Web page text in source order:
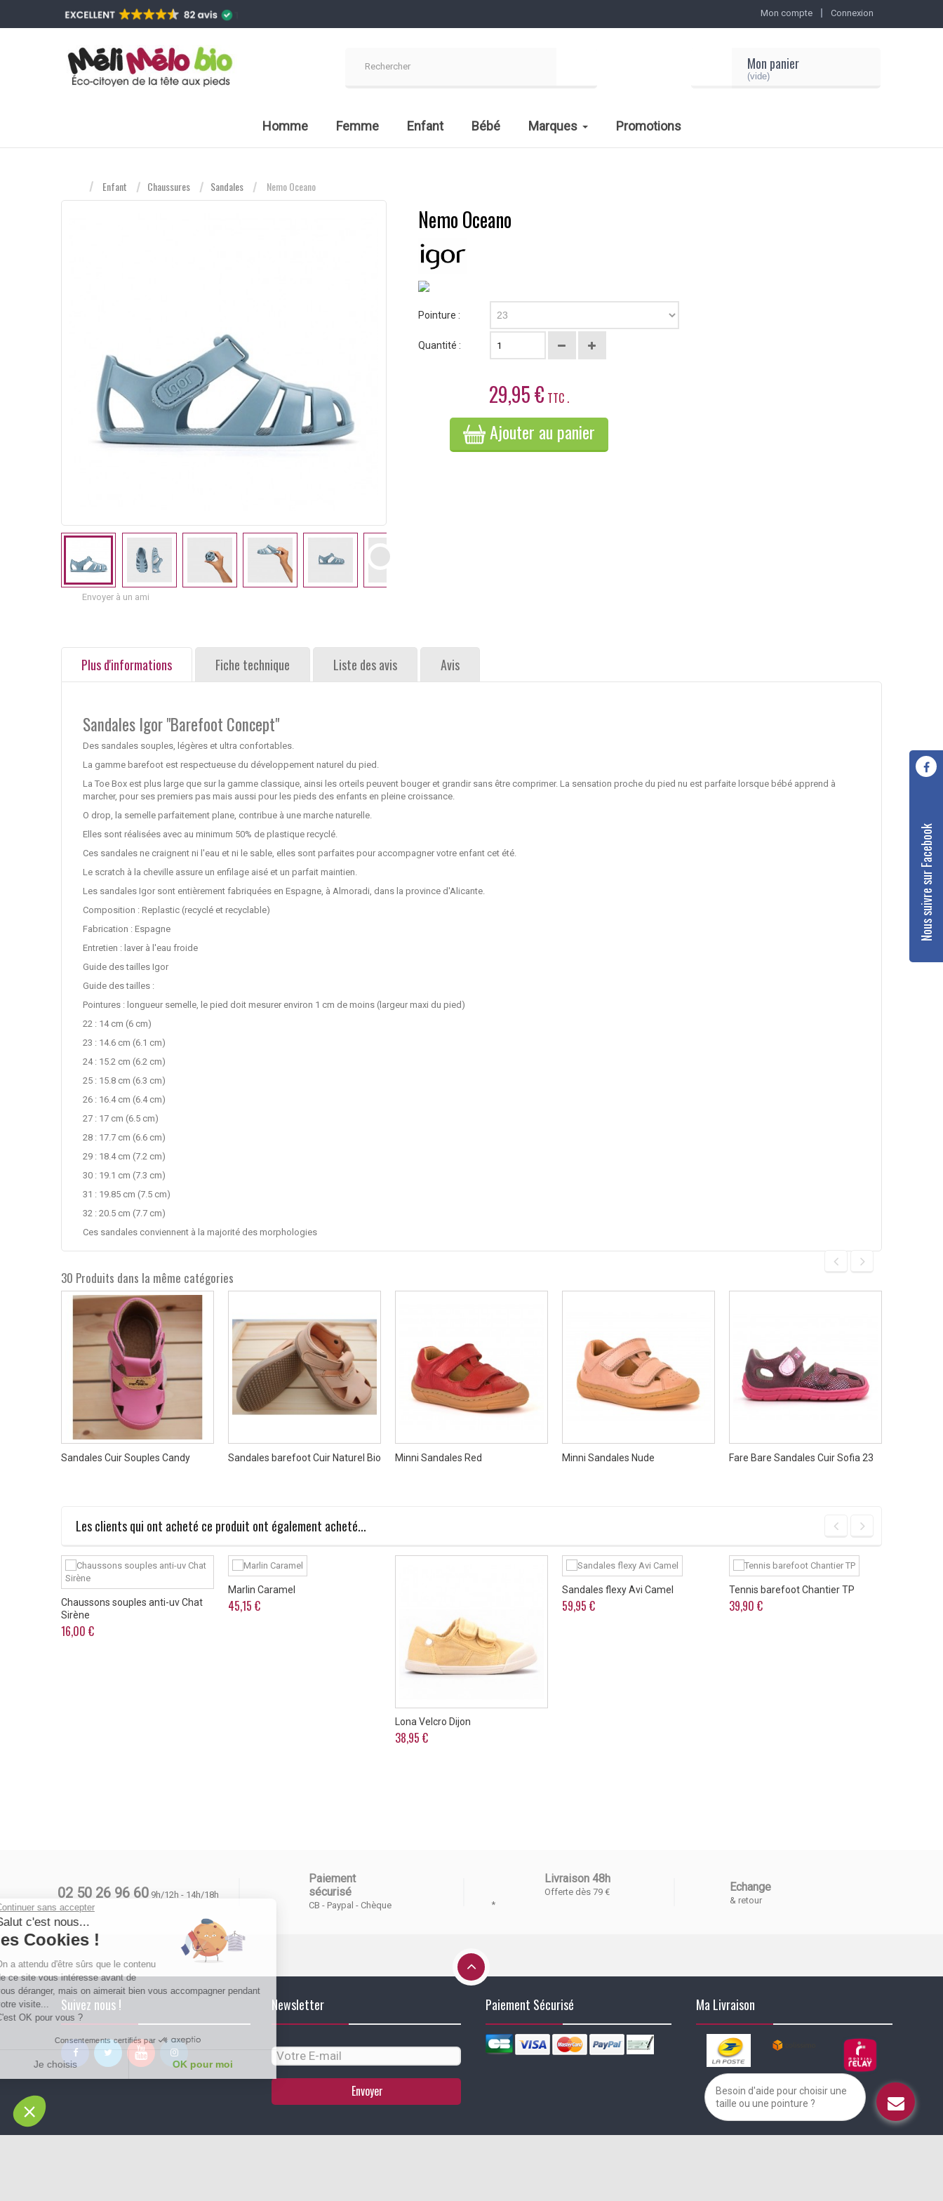
Besoin d'aide pour choisir une
taille ou une pointure ?
Nous suivre sur Facebook
Mon compte Connexion
Mon panier
(vide)
Homme Femme Enfant Bébé Marques Promotions
Enfant Chaussures Sandales Nemo Oceano
Envoyer à un ami
Nemo Oceano
Pointure : 23
Quantité :
29,95 € TTC .
Ajouter au panier
Plus d'informations Fiche technique Liste des avis Avis
Sandales Igor "Barefoot Concept"
Des sandales souples, légères et ultra confortables.
La gamme barefoot est respectueuse du développement naturel du pied.
La Toe Box est plus large que sur la gamme classique, ainsi les orteils peuvent bouger et grandir sans être comprimer. La sensation proche du pied nu est parfaite lorsque bébé apprend à
marcher, pour ses premiers pas mais aussi pour les pieds des enfants en pleine croissance.
O drop, la semelle parfaitement plane, contribue à une marche naturelle.
Elles sont réalisées avec au minimum 50% de plastique recyclé.
Ces sandales ne craignent ni l'eau et ni le sable, elles sont parfaites pour accompagner votre enfant cet été.
Le scratch à la cheville assure un enfilage aisé et un parfait maintien.
Les sandales Igor sont entièrement fabriquées en Espagne, à Almoradi, dans la province d'Alicante.
Composition : Replastic (recyclé et recyclable)
Fabrication : Espagne
Entretien : laver à l'eau froide
Guide des tailles Igor
Guide des tailles :
Pointures : longueur semelle, le pied doit mesurer environ 1 cm de moins (largeur maxi du pied)
22 : 14 cm (6 cm)
23 : 14.6 cm (6.1 cm)
24 : 15.2 cm (6.2 cm)
25 : 15.8 cm (6.3 cm)
26 : 16.4 cm (6.4 cm)
27 : 17 cm (6.5 cm)
28 : 17.7 cm (6.6 cm)
29 : 18.4 cm (7.2 cm)
30 : 19.1 cm (7.3 cm)
31 : 19.85 cm (7.5 cm)
32 : 20.5 cm (7.7 cm)
Ces sandales conviennent à la majorité des morphologies
30 Produits dans la même catégories
Sandales Cuir Souples Candy Sandales barefoot Cuir Naturel Bio Minni Sandales Red Minni Sandales Nude Fare Bare Sandales Cuir Sofia 23
Les clients qui ont acheté ce produit ont également acheté...
Chaussons souples anti-uv Chat
Sirène
16,00 €
Marlin Caramel
45,15 €
Lona Velcro Dijon
38,95 €
Sandales flexy Avi Camel
59,95 €
Tennis barefoot Chantier TP
39,90 €
02 50 26 96 60 9h/12h - 14h/18h
Paiement
sécurisé
CB - Paypal - Chèque
Livraison 48h
Offerte dès 79 €
*
Echange
& retour
Suivez nous ! Newsletter
Envoyer
Paiement Sécurisé Ma Livraison
Continuer sans accepter
Salut c'est nous...
les Cookies !
On a attendu d'être sûrs que le contenu
de ce site vous intéresse avant de
vous déranger, mais on aimerait bien vous accompagner pendant
votre visite...
C'est OK pour vous ?
Consentements certifiés par
Je choisis OK pour moi
Notre plateforme vous permet d'adapter et de gérer vos paramètres de confidentialité, en garantissant la conformité avec les réglementations. Personnalisez vos préférences pour contrôler la manière dont vos informations sont